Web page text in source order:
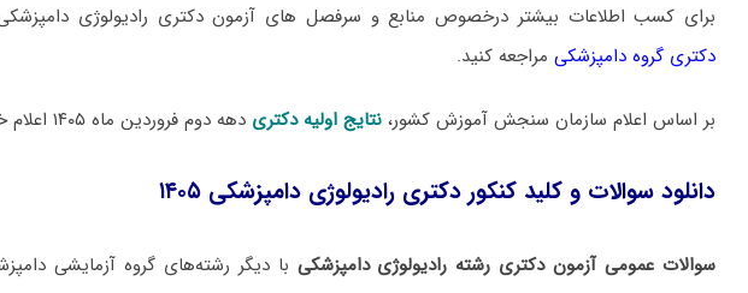
برای کسب اطلاعات بیشتر درخصوص منابع و سرفصل های آزمون دکتری رادیولوژی
دکتری گروه دامپزشکیمراجعه کنید.
بر اساس اعلام سازمان سنجش آموزش کشور، نتایج اولیه دکتری دهه دوم فروردین ماه ۱۴۰۵ اعلام خواهد شد.
دانلود سوالات و کلید کنکور دکتری رادیولوژی دامپزشکی ۱۴۰۵
سوالات عمومی آزمون دکتری رشته رادیولوژی دامپزشکی با دیگر رشته‌های گروه آزمایشی